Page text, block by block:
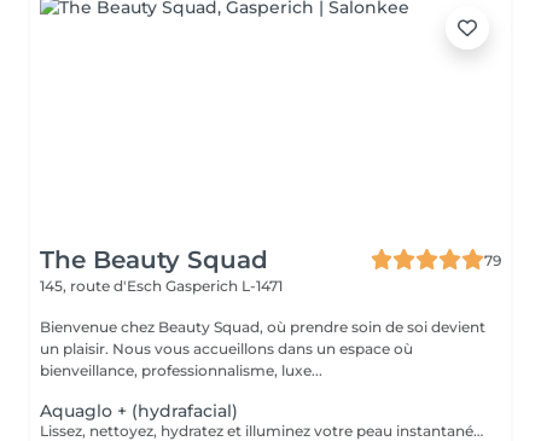
The Beauty Squad
79
145, route d'Esch Gasperich L-1471
Bienvenue chez Beauty Squad, où prendre soin de soi devient
un plaisir. Nous vous accueillons dans un espace où
bienveillance, professionnalisme, luxe...
Aquaglo + (hydrafacial)
Lissez, nettoyez, hydratez et illuminez votre peau instantanément grâce à notre soin Aquaglo+ et sa technologie exclusive. Ce soin est une véritable innovation inégalable dans la revitalisation d'une peau éclatante,Aquaglo + est 100% personnalisable en fonction de chaque état de peau. 1 soin : 145€ Forfait 5 soins : 650€